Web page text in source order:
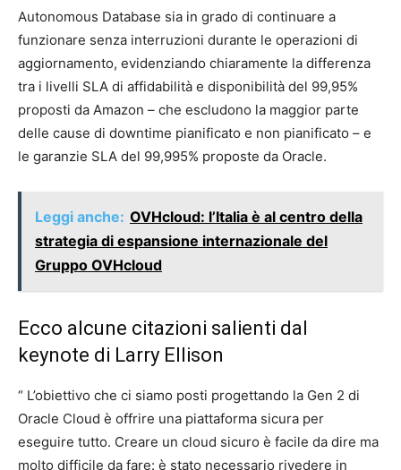
Autonomous Database sia in grado di continuare a
funzionare senza interruzioni durante le operazioni di
aggiornamento, evidenziando chiaramente la differenza
tra i livelli SLA di affidabilità e disponibilità del 99,95%
proposti da Amazon – che escludono la maggior parte
delle cause di downtime pianificato e non pianificato – e
le garanzie SLA del 99,995% proposte da Oracle.
Leggi anche: OVHcloud: l’Italia è al centro della
strategia di espansione internazionale del
Gruppo OVHcloud
Ecco alcune citazioni salienti dal
keynote di Larry Ellison
“ L’obiettivo che ci siamo posti progettando la Gen 2 di
Oracle Cloud è offrire una piattaforma sicura per
eseguire tutto. Creare un cloud sicuro è facile da dire ma
molto difficile da fare: è stato necessario rivedere in